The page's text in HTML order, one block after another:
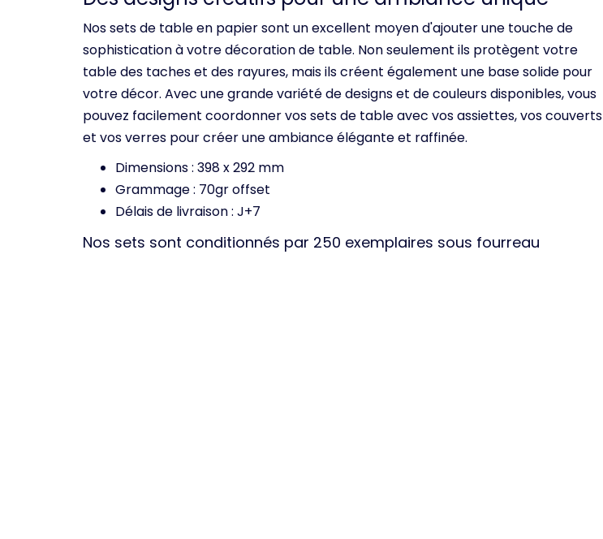
Nos sets de table en papier sont un excellent moyen d'ajouter une touche de
sophistication à votre décoration de table. Non seulement ils protègent votre
table des taches et des rayures, mais ils créent également une base solide pour
votre décor. Avec une grande variété de designs et de couleurs disponibles, vous
pouvez facilement coordonner vos sets de table avec vos assiettes, vos couverts
et vos verres pour créer une ambiance élégante et raffinée.
Dimensions : 398 x 292 mm
Grammage : 70gr offset
Délais de livraison : J+7
Nos sets sont conditionnés par 250 exemplaires sous fourreau